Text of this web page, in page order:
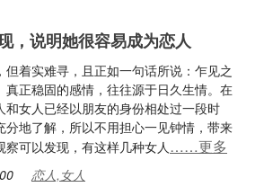
，说明她很容易成为恋人
但着实难寻，且正如一句话所说：乍见之
真正稳固的感情，往往源于日久生情。在
和女人已经以朋友的身份相处过一段时
分地了解，所以不用担心一见钟情，带来
察可以发现，有这样几种女人……更多
恋人,女人